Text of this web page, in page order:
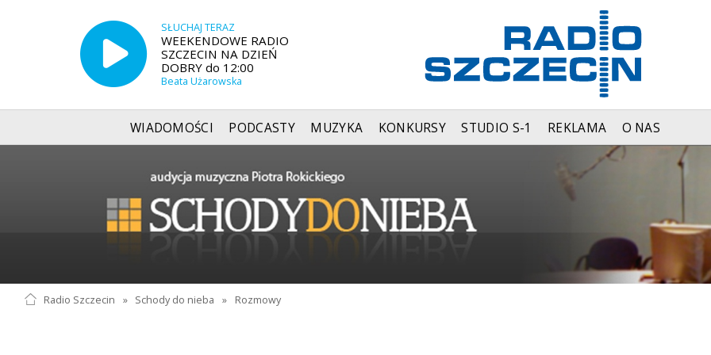
SŁUCHAJ TERAZ
WEEKENDOWE RADIO
SZCZECIN NA DZIEŃ
DOBRY do 12:00
Beata Użarowska
WIADOMOŚCI PODCASTY MUZYKA KONKURSY STUDIO S-1 REKLAMA O NAS
Radio Szczecin » Schody do nieba » Rozmowy